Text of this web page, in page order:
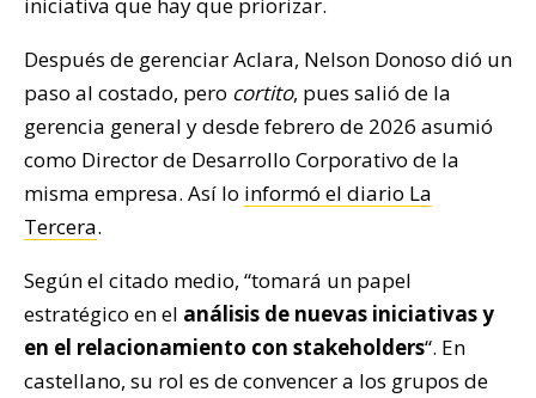
Después de gerenciar Aclara, Nelson Donoso dió un
paso al costado, pero cortito, pues salió de la
gerencia general y desde febrero de 2026 asumió
como Director de Desarrollo Corporativo de la
misma empresa. Así lo informó el diario La
Tercera.
Según el citado medio, “tomará un papel
estratégico en el análisis de nuevas iniciativas y
en el relacionamiento con stakeholders“. En
castellano, su rol es de convencer a los grupos de